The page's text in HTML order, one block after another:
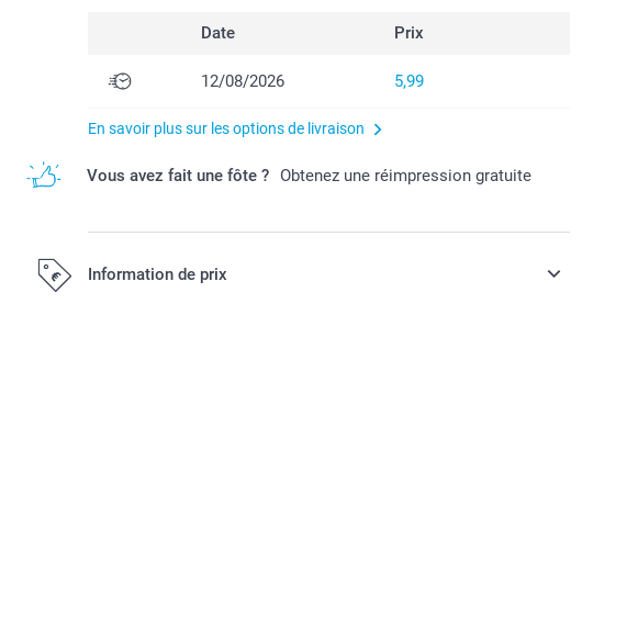
Date Prix
12/08/2026 5,99
En savoir plus sur les options de livraison
Vous avez fait une fôte ? Obtenez une réimpression gratuite
Information de prix